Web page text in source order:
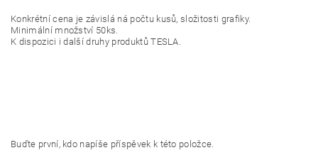
Konkrétní cena je závislá ná počtu kusů, složitosti grafiky.
Minimální množství 50ks.
K dispozici i další druhy produktů TESLA.
Buďte první, kdo napíše příspěvek k této položce.